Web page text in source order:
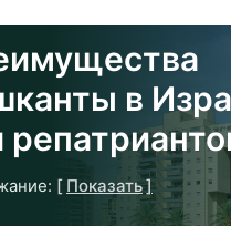
в
Показать